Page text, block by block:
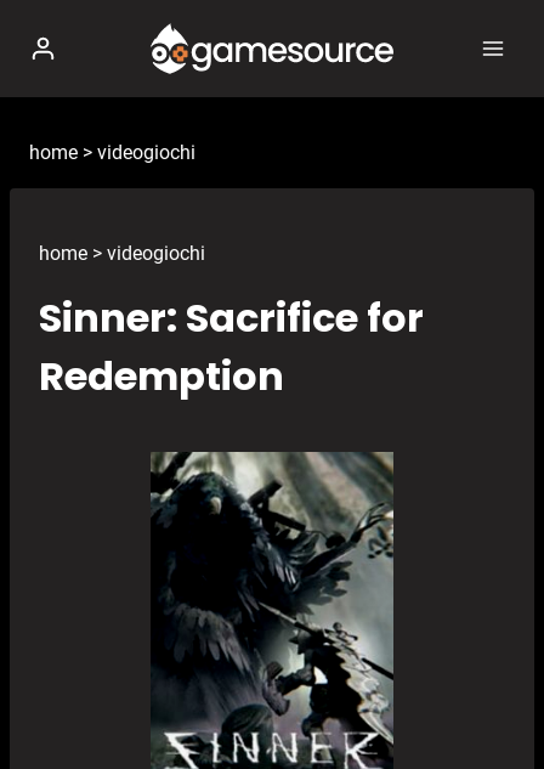
contenuto
home > videogiochi
home > videogiochi
Sinner: Sacrifice for
Redemption